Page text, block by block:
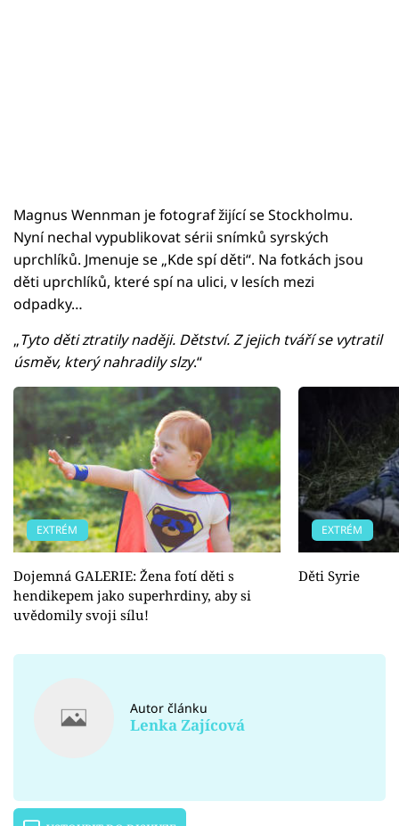
Magnus Wennman je fotograf žijící se Stockholmu.
Nyní nechal vypublikovat sérii snímků syrských
uprchlíků. Jmenuje se „Kde spí děti“. Na fotkách jsou
děti uprchlíků, které spí na ulici, v lesích mezi
odpadky…
„Tyto děti ztratily naději. Dětství. Z jejich tváří se vytratil
úsměv, který nahradily slzy.“
EXTRÉM
Dojemná GALERIE: Žena fotí děti s
hendikepem jako superhrdiny, aby si
uvědomily svoji sílu!
EXTRÉM
Děti Syrie
Autor článku
Lenka Zajícová